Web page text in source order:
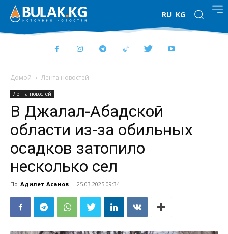
RU KG
Домой Лента новостей
Лента новостей
В Джалал-Абадской
области из-за обильных
осадков затопило
несколько сел
По Адилет Асанов - 25.03.2025 09:34